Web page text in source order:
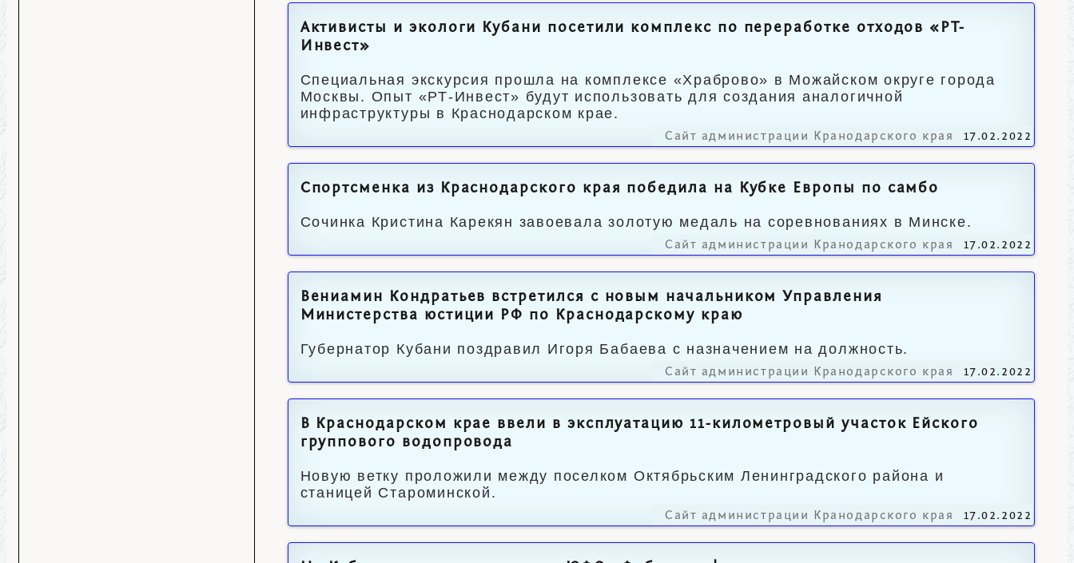
Активисты и экологи Кубани посетили комплекс по переработке отходов «РТ-
Инвест»
Специальная экскурсия прошла на комплексе «Храброво» в Можайском округе города
Москвы. Опыт «РТ-Инвест» будут использовать для создания аналогичной
инфраструктуры в Краснодарском крае.
Сайт администрации Кранодарского края 17.02.2022
Спортсменка из Краснодарского края победила на Кубке Европы по самбо
Сочинка Кристина Карекян завоевала золотую медаль на соревнованиях в Минске.
Сайт администрации Кранодарского края 17.02.2022
Вениамин Кондратьев встретился с новым начальником Управления
Министерства юстиции РФ по Краснодарскому краю
Губернатор Кубани поздравил Игоря Бабаева с назначением на должность.
Сайт администрации Кранодарского края 17.02.2022
В Краснодарском крае ввели в эксплуатацию 11-километровый участок Ейского
группового водопровода
Новую ветку проложили между поселком Октябрьским Ленинградского района и
станицей Староминской.
Сайт администрации Кранодарского края 17.02.2022